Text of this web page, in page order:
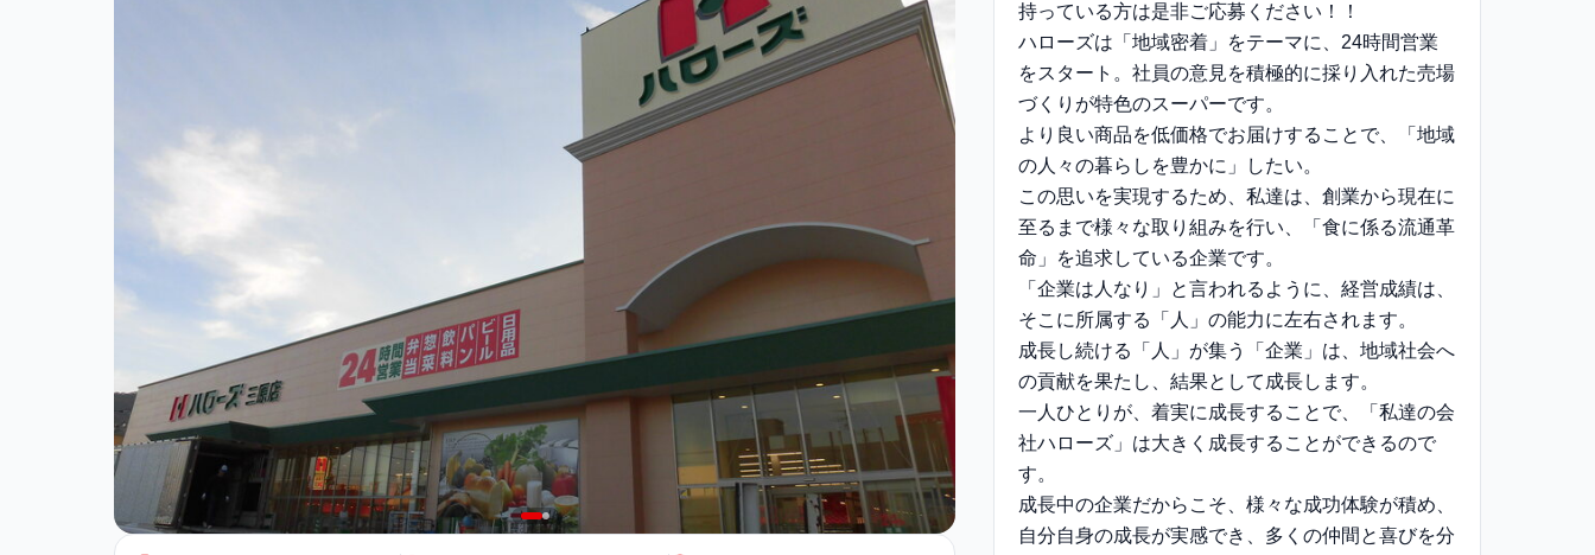
持っている方は是非ご応募ください！！
ハローズは「地域密着」をテーマに、24時間営業
をスタート。社員の意見を積極的に採り入れた売場
づくりが特色のスーパーです。
より良い商品を低価格でお届けすることで、「地域
の人々の暮らしを豊かに」したい。
この思いを実現するため、私達は、創業から現在に
至るまで様々な取り組みを行い、「食に係る流通革
命」を追求している企業です。
「企業は人なり」と言われるように、経営成績は、
そこに所属する「人」の能力に左右されます。
成長し続ける「人」が集う「企業」は、地域社会へ
の貢献を果たし、結果として成長します。
一人ひとりが、着実に成長することで、「私達の会
社ハローズ」は大きく成長することができるので
す。
成長中の企業だからこそ、様々な成功体験が積め、
自分自身の成長が実感でき、多くの仲間と喜びを分